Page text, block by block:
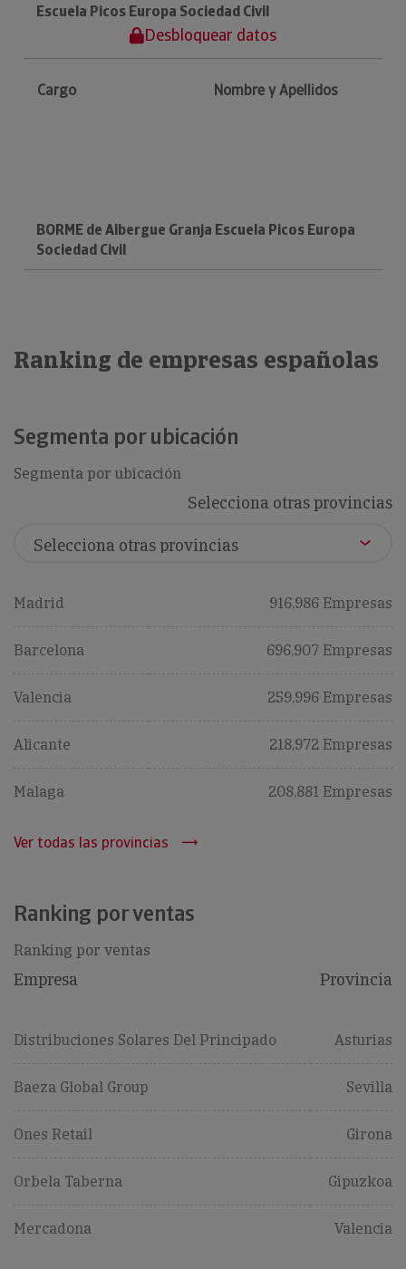
Escuela Picos Europa Sociedad Civil
Desbloquear datos
Cargo Nombre y Apellidos
BORME de Albergue Granja Escuela Picos Europa
Sociedad Civil
Ranking de empresas españolas
Segmenta por ubicación
Segmenta por ubicación
Selecciona otras provincias
Madrid 916,986 Empresas
Barcelona 696,907 Empresas
Valencia 259,996 Empresas
Alicante 218,972 Empresas
Malaga 208,881 Empresas
Ver todas las provincias
Ranking por ventas
Ranking por ventas
Empresa Provincia
Distribuciones Solares Del Principado Asturias
Baeza Global Group Sevilla
Ones Retail Girona
Orbela Taberna Gipuzkoa
Mercadona Valencia